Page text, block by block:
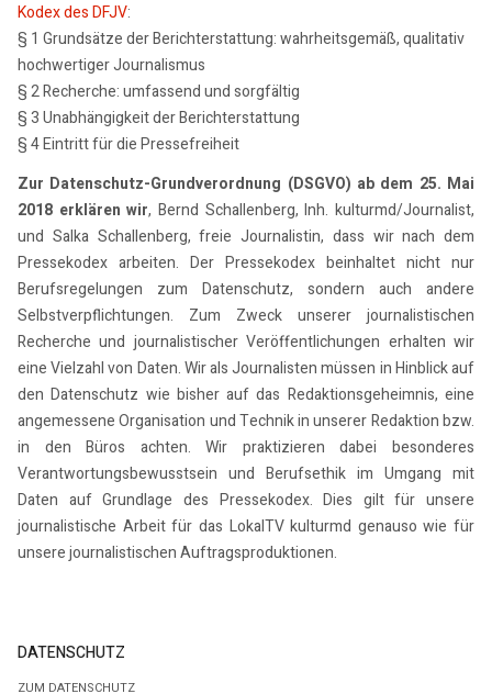
Kodex des DFJV:
§ 1 Grundsätze der Berichterstattung: wahrheitsgemäß, qualitativ
hochwertiger Journalismus
§ 2 Recherche: umfassend und sorgfältig
§ 3 Unabhängigkeit der Berichterstattung
§ 4 Eintritt für die Pressefreiheit
Zur Datenschutz-Grundverordnung (DSGVO) ab dem 25. Mai
2018 erklären wir, Bernd Schallenberg, Inh. kulturmd/Journalist,
und Salka Schallenberg, freie Journalistin, dass wir nach dem
Pressekodex arbeiten. Der Pressekodex beinhaltet nicht nur
Berufsregelungen zum Datenschutz, sondern auch andere
Selbstverpflichtungen. Zum Zweck unserer journalistischen
Recherche und journalistischer Veröffentlichungen erhalten wir
eine Vielzahl von Daten. Wir als Journalisten müssen in Hinblick auf
den Datenschutz wie bisher auf das Redaktionsgeheimnis, eine
angemessene Organisation und Technik in unserer Redaktion bzw.
in den Büros achten. Wir praktizieren dabei besonderes
Verantwortungsbewusstsein und Berufsethik im Umgang mit
Daten auf Grundlage des Pressekodex. Dies gilt für unsere
journalistische Arbeit für das LokalTV kulturmd genauso wie für
unsere journalistischen Auftragsproduktionen.
DATENSCHUTZ
ZUM DATENSCHUTZ